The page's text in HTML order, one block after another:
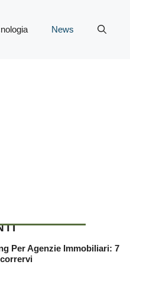
News
Per Agenzie Immobiliari: 7